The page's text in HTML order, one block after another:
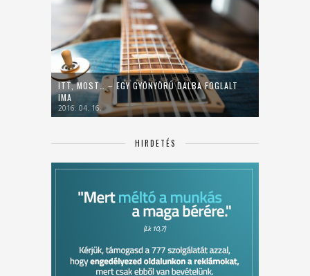
ITT, MOST… – EGY GYÖNYÖRŰ DALBA FOGLALT
IMA
2016. 04. 16.
HIRDETÉS